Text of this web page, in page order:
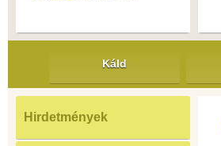
Káld
Hirdetmények